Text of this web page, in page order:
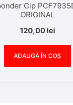
Cip
ORIGINAL
120,00 lei
ADAUGĂ ÎN COȘ